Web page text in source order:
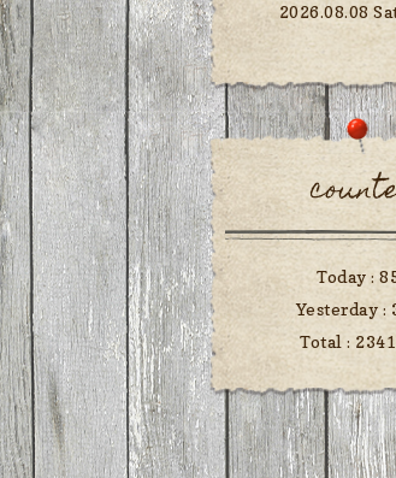
2026.08.08
Today :
Yesterday :
Total :